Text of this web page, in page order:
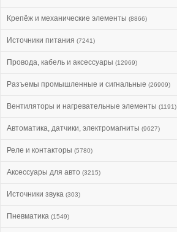
Крепёж и механические элементы (8866)
Источники питания (7241)
Провода, кабель и аксессуары (12969)
Разъемы промышленные и сигнальные (26909)
Вентиляторы и нагревательные элементы (1191)
Автоматика, датчики, электромагниты (9627)
Реле и контакторы (5780)
Аксессуары для авто (3215)
Источники звука (303)
Пневматика (1549)